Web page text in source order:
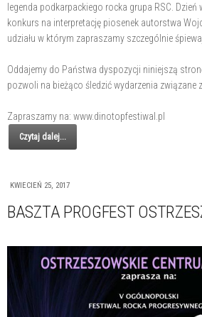
legenda podkarpackiego rocka grupa RSC. Dzień
konkurs na interpretację piosenek autorstwa
udziału w którym zapraszamy szczególnie
Oddajemy do Państwa dyspozycji niniejszą
pozwoli na bieżąco śledzić wydarzenia związane
Zapraszamy na: www.dinotopfestiwal.pl
Czytaj dalej...
KWIECIEŃ 25, 2017
BASZTA PROGFEST